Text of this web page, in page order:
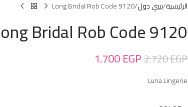
الرئيسية بيبي دول Long Bridal Rob Code 9120
Bridal Rob Code 9120
2.720EGP
1.700EGP
Luna Lingerie